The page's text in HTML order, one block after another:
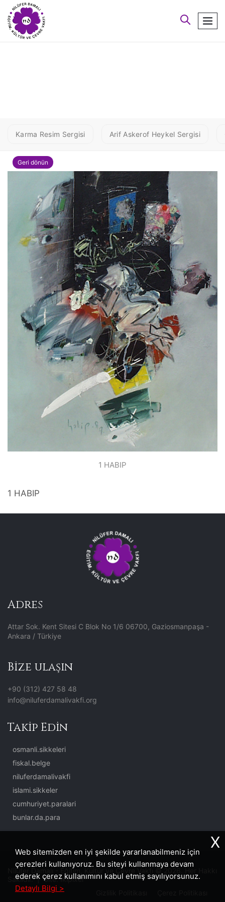
arayın
Karma Resim Sergisi Arif Askerof Heykel Sergisi
Geri dönün
1 HABIP
1 HABIP
Adres
Attar Sok. Kent Sitesi C Blok No 1/6 06700, Gaziosmanpaşa -
Ankara / Türkiye
Bize ulaşın
+90 (312) 427 58 48
info@niluferdamalivakfi.org
Takip Edin
osmanli.sikkeleri
fiskal.belge
niluferdamalivakfi
islami.sikkeler
cumhuriyet.paralari
bunlar.da.para
Nilüfer Damalı - Eğitim, Kültür ve Çevre Vakfı © 2026. Her Hakkı
Saklıdır. | Site:İkipixel
Web sitemizden en iyi şekilde yararlanabilmeniz için
çerezleri kullanıyoruz. Bu siteyi kullanmaya devam
ederek çerez kullanımını kabul etmiş sayılıyorsunuz.
Detaylı Bilgi >
X